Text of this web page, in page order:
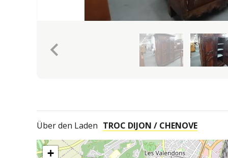
keyboard_arrow_left
Über den Laden TROC DIJON / CHENOVE
+